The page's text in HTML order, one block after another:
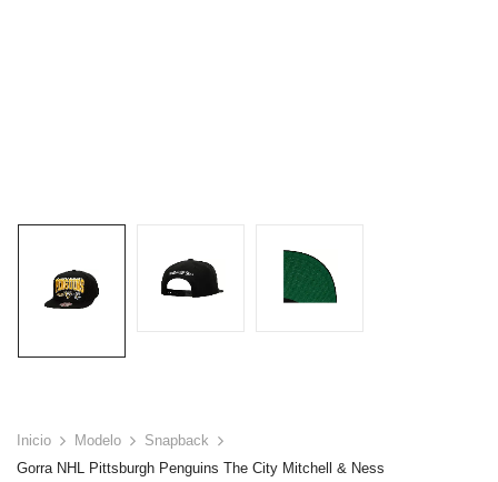
Inicio Modelo
Snapback
Gorra NHL Pittsburgh Penguins The City Mitchell & Ness